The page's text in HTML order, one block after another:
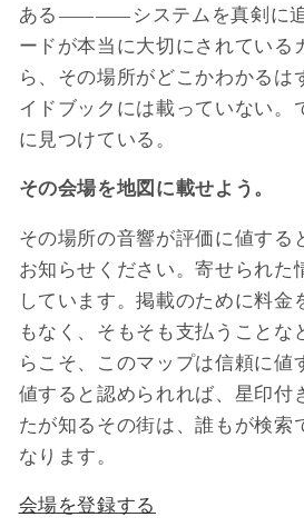
ある――システムを真剣に追
ードが本当に大切にされている
ら、その場所がどこかわかるは
イドブックには載っていない。
に見つけている。
その会場を地図に載せよう。
その場所の音響が評価に値する
お知らせください。寄せられた
しています。掲載のために料金
もなく、そもそも支払うことな
らこそ、このマップは信頼に値
値すると認められれば、星印付
たが知るその街は、誰もが検索
なります。
会場を登録する